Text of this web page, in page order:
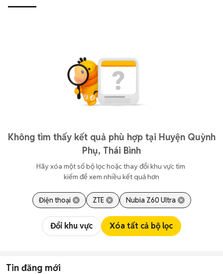
Không tìm thấy kết quả phù hợp tại Huyện Quỳnh
Phụ, Thái Bình
Hãy xóa một số bộ lọc hoặc thay đổi khu vực tìm
kiếm để xem nhiều kết quả hơn
Điện thoại ZTE Nubia Z60 Ultra
Đổi khu vực Xóa tất cả bộ lọc
Tin đăng mới